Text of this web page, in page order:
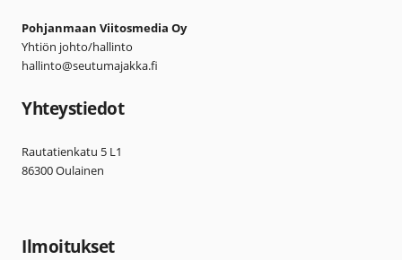
Pohjanmaan Viitosmedia Oy
Yhtiön johto/hallinto
hallinto@seutumajakka.fi
Yhteystiedot
Rautatienkatu 5 L1
86300 Oulainen
Ilmoitukset